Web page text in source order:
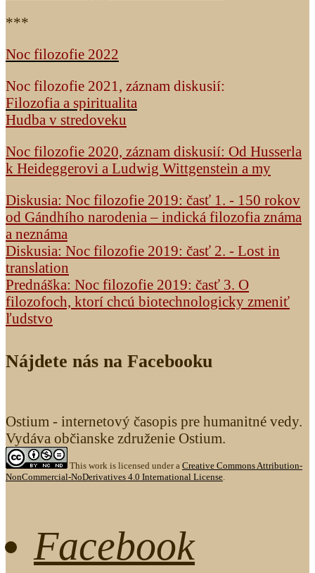
***
Noc filozofie 2022
Noc filozofie 2021, záznam diskusií:
Filozofia a spiritualita
Hudba v stredoveku
Noc filozofie 2020, záznam diskusií: Od Husserla
k Heideggerovi a Ludwig Wittgenstein a my
Diskusia: Noc filozofie 2019: časť 1. - 150 rokov
od Gándhího narodenia – indická filozofia známa
a neznáma
Diskusia: Noc filozofie 2019: časť 2. - Lost in
translation
Prednáška: Noc filozofie 2019: časť 3. O
filozofoch, ktorí chcú biotechnologicky zmeniť
ľudstvo
Nájdete nás na Facebooku
Ostium - internetový časopis pre humanitné vedy.
Vydáva občianske združenie Ostium.
This work is licensed under a Creative Commons Attribution-
NonCommercial-NoDerivatives 4.0 International License
Facebook